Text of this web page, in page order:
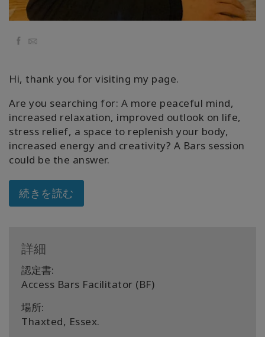
フ
シ
タ
Shop
More
連
Facebook
Email
Hi, thank you for visiting my page.
Are you searching for: A more peaceful mind,
increased relaxation, improved outlook on life,
stress relief, a space to replenish your body,
increased energy and creativity? A Bars session
could be the answer.
続きを読む
詳細
認定書:
Access Bars Facilitator (BF)
場所:
Thaxted, Essex.